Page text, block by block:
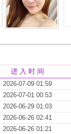
进 入 时 间
2026-07-09 01:59
2026-07-01 00:53
2026-06-29 01:03
2026-06-26 02:41
2026-06-26 01:21